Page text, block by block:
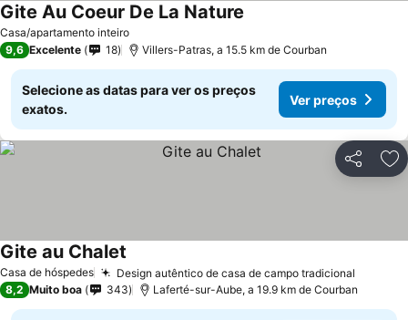
Casa/apartamento inteiro
Gite Au Coeur De La Nature
9,6 Excelente 18 Villers-Patras, a 15.5 km de Courban
Selecione as datas para ver os preços
exatos.
Ver preços
Partilhar
Casa de hóspedes Design autêntico de casa de campo tradicional
Gite au Chalet
8,2 Muito boa 343 Laferté-sur-Aube, a 19.9 km de Courban